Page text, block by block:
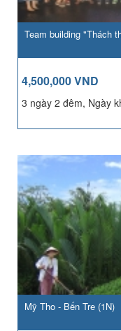
Team building "Thách
4,500,000 VND
3 ngày 2 đêm, Ngày
Mỹ Tho - Bến Tre (1N)